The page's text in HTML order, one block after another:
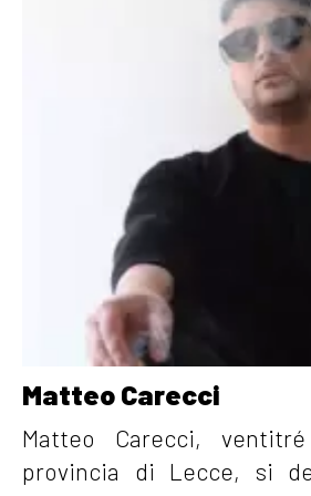
8 libri di
perdere per chi ama
in versi
Novembre 2021
[17]Battiti. Radio
Matteo Carecci:
Settembre 2021
Matteo Carecci
Matteo Carecci,
provincia di Lecce, si